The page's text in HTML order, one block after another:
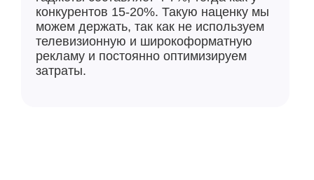
конкурентов 15-20%. Такую наценку мы
можем держать, так как не используем
телевизионную и широкоформатную
рекламу и постоянно оптимизируем
затраты.